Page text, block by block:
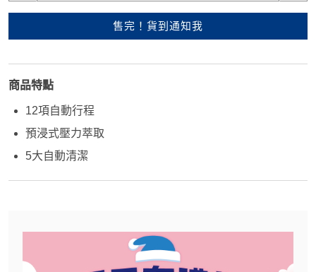
售完！貨到通知我
商品特點
12項自動行程
預浸式壓力萃取
5大自動清潔